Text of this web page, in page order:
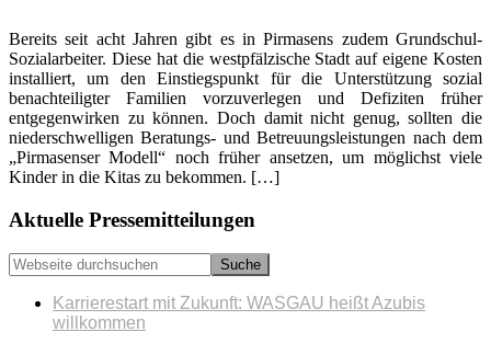
Bereits seit acht Jahren gibt es in Pirmasens zudem Grundschul-
Sozialarbeiter. Diese hat die westpfälzische Stadt auf eigene Kosten
installiert, um den Einstiegspunkt für die Unterstützung sozial
benachteiligter Familien vorzuverlegen und Defiziten früher
entgegenwirken zu können. Doch damit nicht genug, sollten die
niederschwelligen Beratungs- und Betreuungsleistungen nach dem
„Pirmasenser Modell“ noch früher ansetzen, um möglichst viele
Kinder in die Kitas zu bekommen. […]
Seitenspalte
Aktuelle Pressemitteilungen
Webseite
durchsuchen
Karrierestart mit Zukunft: WASGAU heißt Azubis
willkommen